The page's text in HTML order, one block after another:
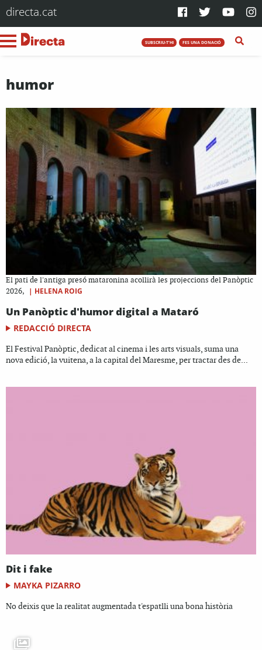
directa.cat
SUBSCRIU-T'HI FES UNA DONACIÓ
humor
El pati de l'antiga presó mataronina acollirà les projeccions del Panòptic
2026,
| HELENA ROIG
Un Panòptic d'humor digital a Mataró
REDACCIÓ DIRECTA
El Festival Panòptic, dedicat al cinema i les arts visuals, suma una
nova edició, la vuitena, a la capital del Maresme, per tractar des de...
Dit i fake
MAYKA PIZARRO
No deixis que la realitat augmentada t'espatlli una bona història